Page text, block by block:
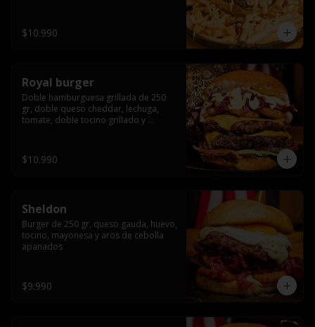
$10.990
Royal burger
Doble hamburguesa grillada de 250
gr, doble queso cheddar, lechuga,
tomate, doble tocino grillado y
salsa de queso cheddar.
$10.990
Sheldon
Burger de 250 gr, queso gauda, huevo,
tocino, mayonesa y aros de cebolla
apanados
$9.990